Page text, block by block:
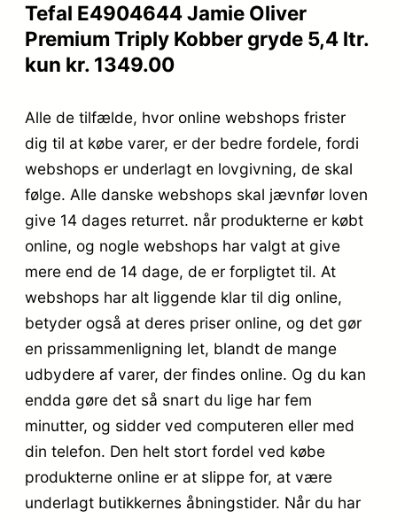
Tefal E4904644 Jamie Oliver
Premium Triply Kobber gryde 5,4 ltr.
kun kr. 1349.00
Alle de tilfælde, hvor online webshops frister
dig til at købe varer, er der bedre fordele, fordi
webshops er underlagt en lovgivning, de skal
følge. Alle danske webshops skal jævnfør loven
give 14 dages returret. når produkterne er købt
online, og nogle webshops har valgt at give
mere end de 14 dage, de er forpligtet til. At
webshops har alt liggende klar til dig online,
betyder også at deres priser online, og det gør
en prissammenligning let, blandt de mange
udbydere af varer, der findes online. Og du kan
endda gøre det så snart du lige har fem
minutter, og sidder ved computeren eller med
din telefon. Den helt stort fordel ved købe
produkterne online er at slippe for, at være
underlagt butikkernes åbningstider. Når du har